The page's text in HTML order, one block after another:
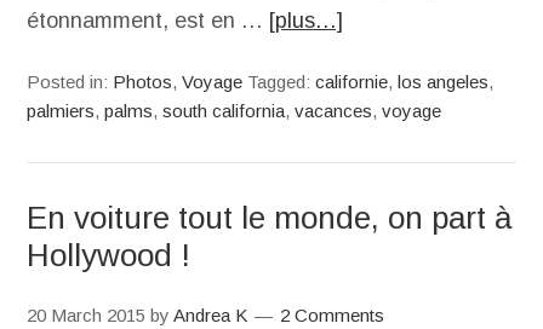
étonnamment, est en … [plus…]
Posted in: Photos,Voyage Tagged:californie,los angeles,
palmiers,palms,south california,vacances,voyage
En voiture tout le monde, on part à
Hollywood !
20 March 2015 byAndrea K 2 Comments